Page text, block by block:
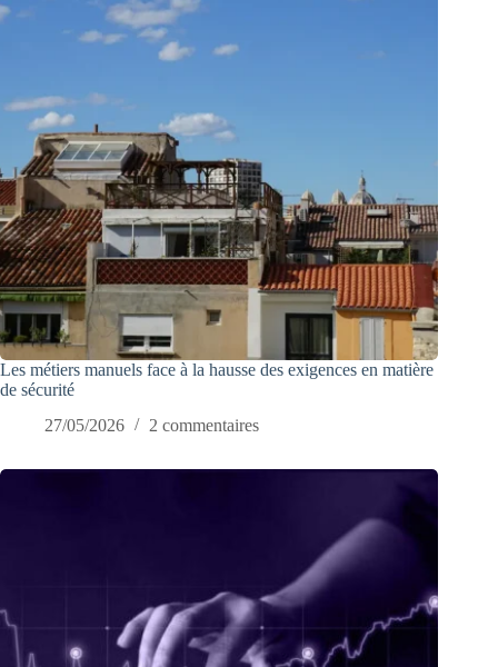
Les métiers manuels face à la hausse des exigences en matière
de sécurité
27/05/2026
2 commentaires